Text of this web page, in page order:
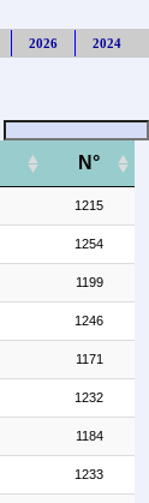
2026 2024
N°
1215
1254
1199
1246
1171
1232
1184
1233